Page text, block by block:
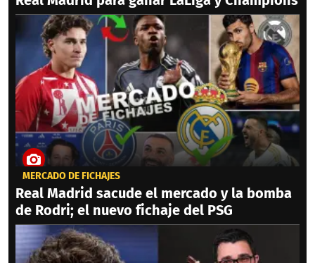
MERCADO DE FICHAJES
Real Madrid sacude el mercado y la bomba
de Rodri; el nuevo fichaje del PSG